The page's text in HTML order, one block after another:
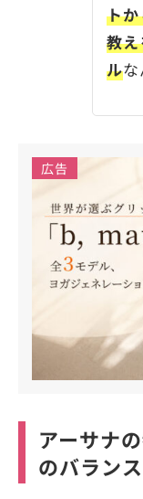
ト
教
ルな
広告
アーサナ
のバランス